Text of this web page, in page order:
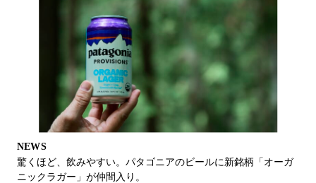
NEWS
驚くほど、飲みやすい。パタゴニアのビールに新銘柄「オーガ
ニックラガー」が仲間入り。
世界最高峰のブレイキンイベントが関西で初開催。 「FUJIFILM
instax™ Undisputed 京都」での熱いバトルに注目を。